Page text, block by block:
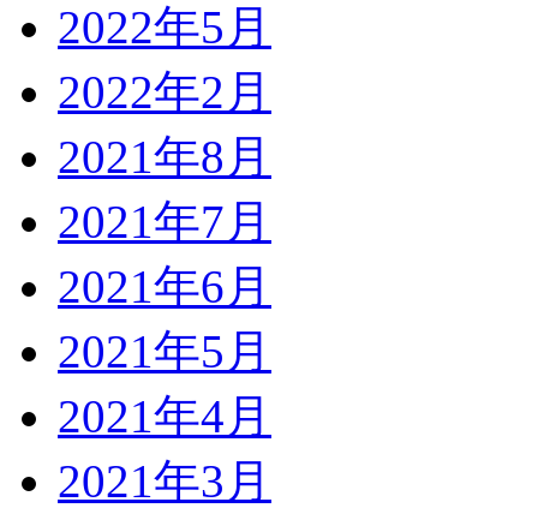
2022年5月
2022年2月
2021年8月
2021年7月
2021年6月
2021年5月
2021年4月
2021年3月